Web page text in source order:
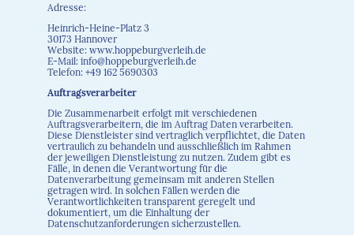
Adresse:
Heinrich-Heine-Platz 3
30173 Hannover
Website: www.hoppeburgverleih.de
E-Mail: info@hoppeburgverleih.de
Telefon: +49 162 5690303
Auftragsverarbeiter
Die Zusammenarbeit erfolgt mit verschiedenen
Auftragsverarbeitern, die im Auftrag Daten verarbeiten.
Diese Dienstleister sind vertraglich verpflichtet, die Daten
vertraulich zu behandeln und ausschließlich im Rahmen
der jeweiligen Dienstleistung zu nutzen. Zudem gibt es
Fälle, in denen die Verantwortung für die
Datenverarbeitung gemeinsam mit anderen Stellen
getragen wird. In solchen Fällen werden die
Verantwortlichkeiten transparent geregelt und
dokumentiert, um die Einhaltung der
Datenschutzanforderungen sicherzustellen.